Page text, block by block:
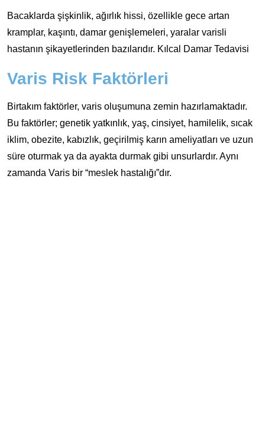
Bacaklarda şişkinlik, ağırlık hissi, özellikle gece artan
kramplar, kaşıntı, damar genişlemeleri, yaralar varisli
hastanın şikayetlerinden bazılarıdır. Kılcal Damar Tedavisi
Varis Risk Faktörleri
Birtakım faktörler, varis oluşumuna zemin hazırlamaktadır.
Bu faktörler; genetik yatkınlık, yaş, cinsiyet, hamilelik, sıcak
iklim, obezite, kabızlık, geçirilmiş karın ameliyatları ve uzun
süre oturmak ya da ayakta durmak gibi unsurlardır. Aynı
zamanda Varis bir “meslek hastalığı”dır.